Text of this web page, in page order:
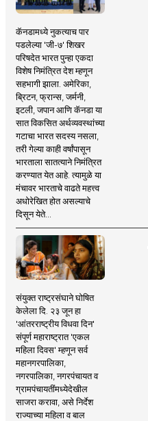
कॅनडामध्ये नुकत्याच पार
पडलेल्या 'जी-७' शिखर
परिषदेत भारत पुन्हा एकदा
विशेष निमंत्रित देश म्हणून
सहभागी झाला. अमेरिका,
ब्रिटन, फ्रान्स, जर्मनी,
इटली, जपान आणि कॅनडा या
सात विकसित अर्थव्यवस्थांच्या
गटाचा भारत सदस्य नसला,
तरी गेल्या काही वर्षांपासून
भारताला सातत्याने निमंत्रित
करण्यात येत आहे. त्यामुळे या
मंचावर भारताचे वाढते महत्त्व
अधोरेखित होत असल्याचे
दिसून येते...
संयुक्त राष्ट्रसंघाने घोषित
केलेला दि. २३ जून हा
'आंतरराष्ट्रीय विधवा दिन'
संपूर्ण महाराष्ट्रात 'एकल
महिला दिवस' म्हणून सर्व
महानगरपालिका,
नगरपालिका, नगरपंचायत व
ग्रामपंचायतींमध्येदेखील
साजरा करावा, असे निर्देश
राज्याच्या महिला व बाल